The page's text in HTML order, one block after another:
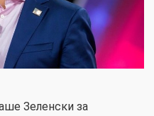
Зеленски за